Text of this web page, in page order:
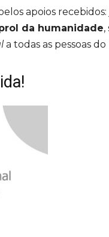
apoios
da humanidade,
a todas as pessoas